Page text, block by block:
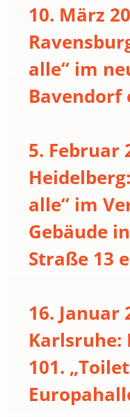
10. März
alle“ im
5. Februar
alle“ im
Gebäude
Straße 13
16. Januar
Karlsruhe:
101.